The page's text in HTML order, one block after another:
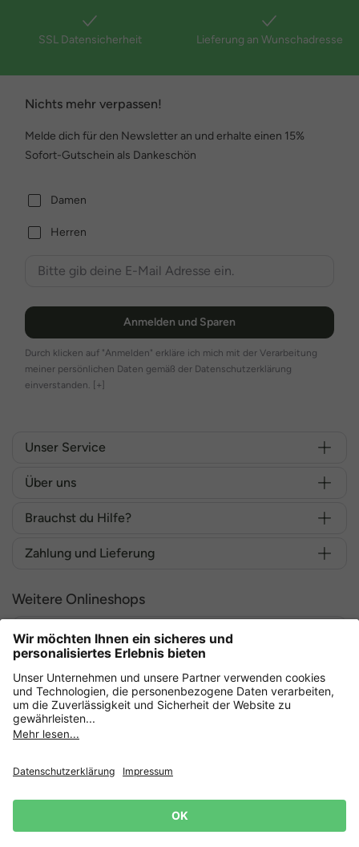
SSL Datensicherheit Lieferung an Wunschadresse
Nichts mehr verpassen!
Melde dich für den Newsletter an und erhalte einen 15%
Sofort-Gutschein als Dankeschön
Damen
Herren
Anmelden und Sparen
Durch klicken auf "Anmelden" erkläre ich mich mit der Verarbeitung
meiner persönlichen Daten gemäß der Datenschutzerklärung
einverstanden. [+]
Unser Service
Über uns
Brauchst du Hilfe?
Zahlung und Lieferung
Weitere Onlineshops
Deutschland
Sicher einkaufen mit
AGB
Lieferbedingungen
Impressum Cookie Einstellungen